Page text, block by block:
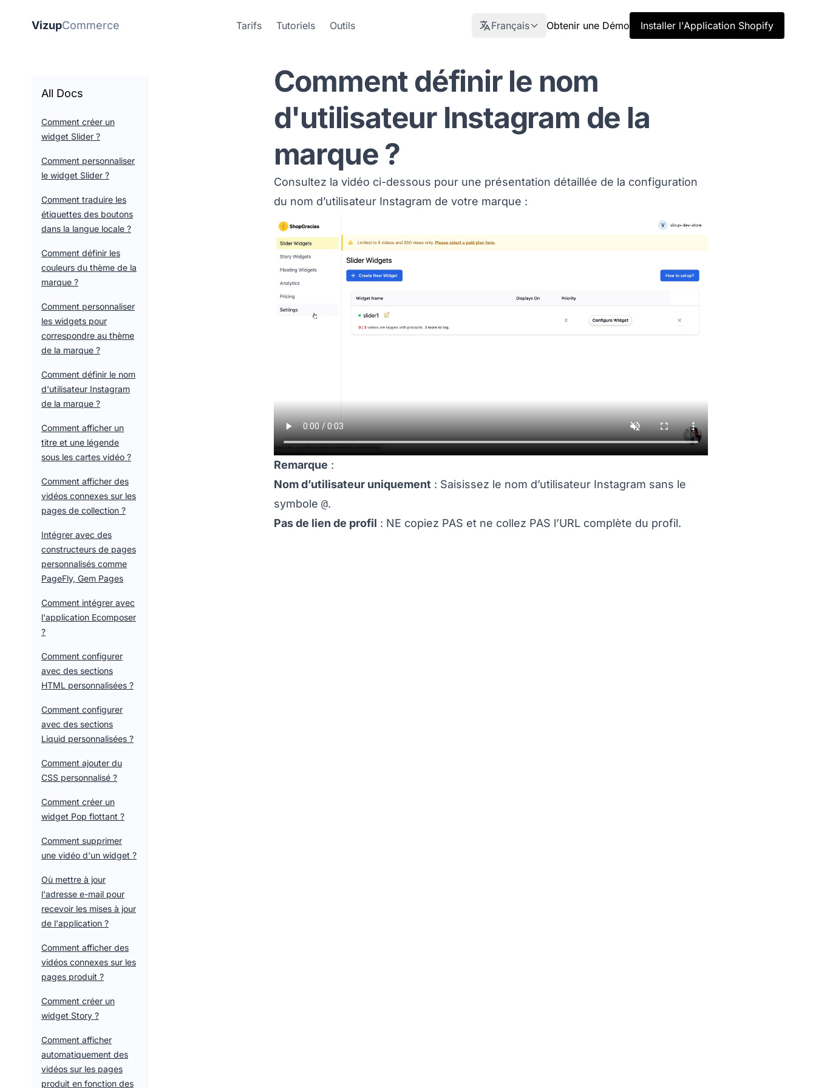
VizupCommerce Tarifs Tutoriels Outils Français Obtenir une Démo Installer l'Application Shopify
All Docs
Comment créer un
widget Slider ?
Comment personnaliser
le widget Slider ?
Comment traduire les
étiquettes des boutons
dans la langue locale ?
Comment définir les
couleurs du thème de la
marque ?
Comment personnaliser
les widgets pour
correspondre au thème
de la marque ?
Comment définir le nom
d'utilisateur Instagram
de la marque ?
Comment afficher un
titre et une légende
sous les cartes vidéo ?
Comment afficher des
vidéos connexes sur les
pages de collection ?
Intégrer avec des
constructeurs de pages
personnalisés comme
PageFly, Gem Pages
Comment intégrer avec
l'application Ecomposer
?
Comment configurer
avec des sections
HTML personnalisées ?
Comment configurer
avec des sections
Liquid personnalisées ?
Comment ajouter du
CSS personnalisé ?
Comment créer un
widget Pop flottant ?
Comment supprimer
une vidéo d'un widget ?
Où mettre à jour
l'adresse e-mail pour
recevoir les mises à jour
de l'application ?
Comment afficher des
vidéos connexes sur les
pages produit ?
Comment créer un
widget Story ?
Comment afficher
automatiquement des
vidéos sur les pages
produit en fonction des
Comment définir le nom
d'utilisateur Instagram de la
marque ?
Consultez la vidéo ci-dessous pour une présentation détaillée de la configuration
du nom d’utilisateur Instagram de votre marque :
Remarque :
Nom d’utilisateur uniquement : Saisissez le nom d’utilisateur Instagram sans le
symbole @.
Pas de lien de profil : NE copiez PAS et ne collez PAS l’URL complète du profil.